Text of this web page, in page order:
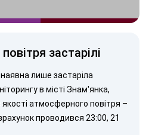
застарілі
лише застаріла
в місті Знам'янка,
атмосферного повітря –
проводився 23:00, 21